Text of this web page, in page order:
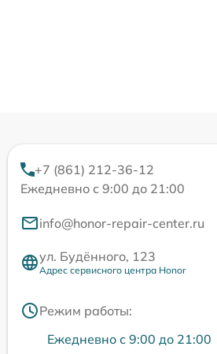
+7 (861) 212-36-12
Ежедневно с 9:00 до 21:00
info@honor-repair-center.ru
ул. Будённого, 123
Адрес сервисного центра Honor
Режим работы:
Ежедневно с 9:00 до 21:00